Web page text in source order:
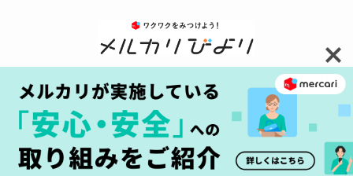
お問い合わせ 安心・安全の取り組みへ
プライバシーポリシー
障害情報はこちら
商標について
© 2025 Mercari, Inc.